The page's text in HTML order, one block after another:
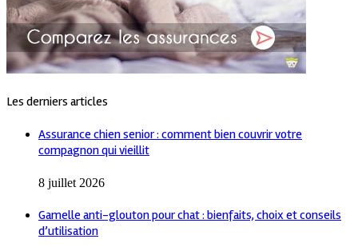
Les derniers articles
Assurance chien senior : comment bien couvrir votre
compagnon qui vieillit
8 juillet 2026
Gamelle anti-glouton pour chat : bienfaits, choix et conseils
d’utilisation